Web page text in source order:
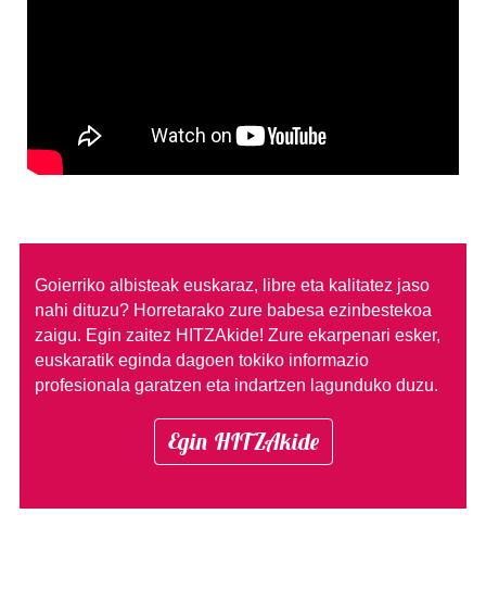
Goierriko albisteak euskaraz, libre eta kalitatez jaso
nahi dituzu? Horretarako zure babesa ezinbestekoa
zaigu. Egin zaitez HITZAkide! Zure ekarpenari esker,
euskaratik eginda dagoen tokiko informazio
profesionala garatzen eta indartzen lagunduko duzu.
Egin HITZAkide